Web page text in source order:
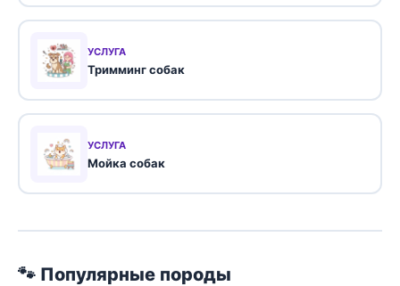
УСЛУГА
Тримминг собак
УСЛУГА
Мойка собак
🐾 Популярные породы